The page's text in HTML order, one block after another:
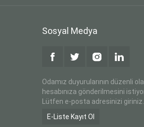
Sosyal Medya
Odamız duyurularının düzenli
hesabınıza gönderilmesini
Lütfen e-posta adresinizi giriniz.
E-Liste Kayıt Ol